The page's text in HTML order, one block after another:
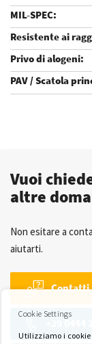
Vuoi
altre
Non esitare a
aiutarti.
Contatti
+39 0444
Cookie Settings
Utilizziamo i cookie